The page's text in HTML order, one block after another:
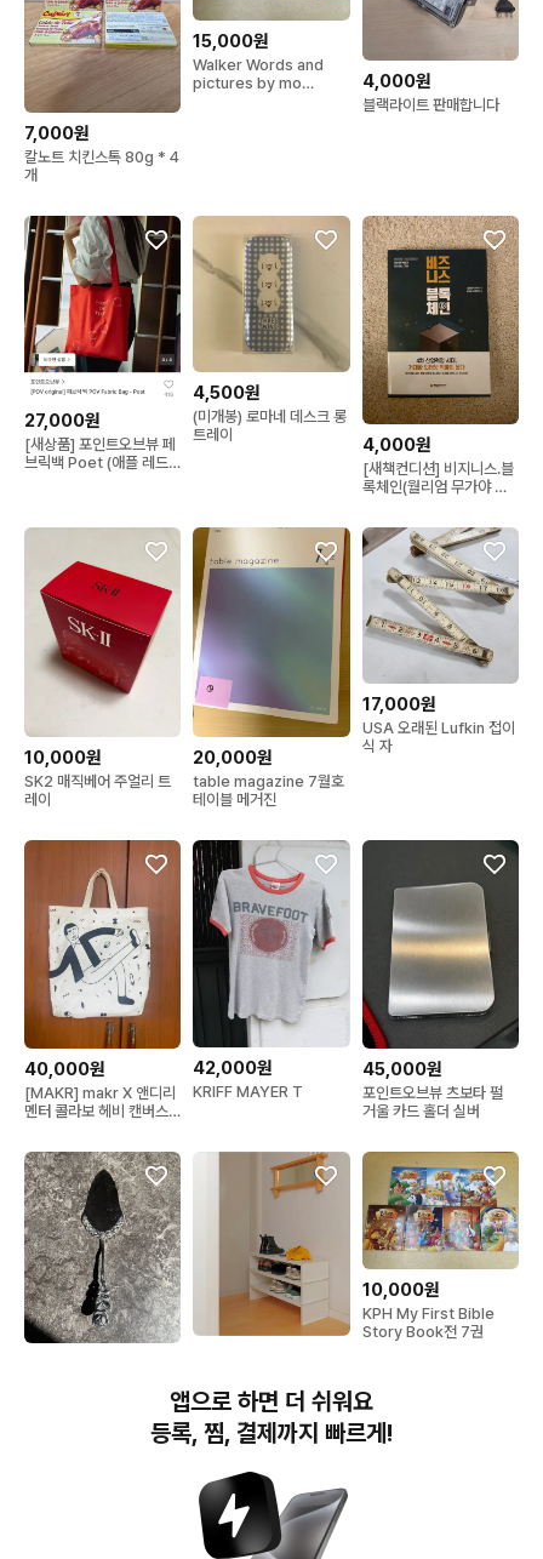
7,000원
칼노트 치킨스톡 80g * 4
개
15,000원
Walker Words and
pictures by mo
4,000원
블랙라이트 판매합니다
27,000원
[새상품] 포인트오브뷰 페
브릭백 Poet (애플 레드)
4,500원
(미개봉) 로마네 데스크 롱
트레이
4,000원
[새책컨디션] 비지니스.블
록체인(월리엄 무가야 지
10,000원
SK2 매직베어 주얼리 트
레이
20,000원
table magazine 7월호
테이블 메거진
17,000원
USA 오래된 Lufkin 접이
식 자
40,000원
[MAKR] makr X 앤디리
멘터 콜라보 헤비 캔버스
42,000원
KRIFF MAYER T
45,000원
포인트오브뷰 츠보타 펄
거울 카드 홀더 실버
독일 힐데스하이머 안티코
화이트 선반
10,000원
KPH My First Bible
Story Book전 7권
번개장터(주) 사업자정보, 이용약관 및 기타 법적고지
앱으로 하면 더 쉬워요
등록, 찜, 결제까지 빠르게!